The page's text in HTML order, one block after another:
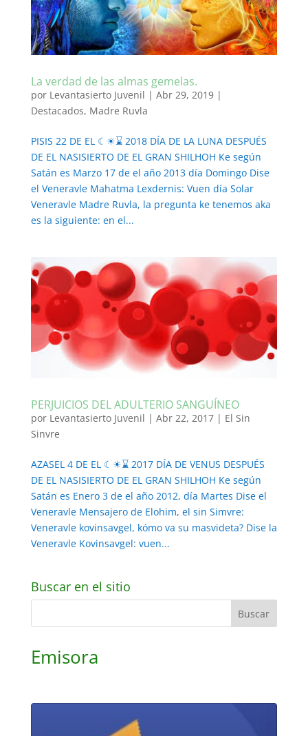
La verdad de las almas gemelas.
por Levantasierto Juvenil | Abr 29, 2019|
Destacados, Madre Ruvla
PISIS 22 DE EL ☾☀⌛ 2018 DÍA DE LA LUNA DESPUÉS
DE EL NASISIERTO DE EL GRAN SHILHOH Ke según
Satán es Marzo 17 de el año 2013 día Domingo Dise
el Veneravle Mahatma Lexdernis: Vuen día Solar
Veneravle Madre Ruvla, la pregunta ke tenemos aka
es la siguiente: en el...
PERJUICIOS DEL ADULTERIO SANGUÍNEO
por Levantasierto Juvenil | Abr 22, 2017| El Sin
Sinvre
AZASEL 4 DE EL ☾☀⌛ 2017 DÍA DE VENUS DESPUÉS
DE EL NASISIERTO DE EL GRAN SHILHOH Ke según
Satán es Enero 3 de el año 2012, día Martes Dise el
Veneravle Mensajero de Elohim, el sin Simvre:
Veneravle kovinsavgel, kómo va su masvideta? Dise la
Veneravle Kovinsavgel: vuen...
Buscar en el sitio
Emisora
Reproductor